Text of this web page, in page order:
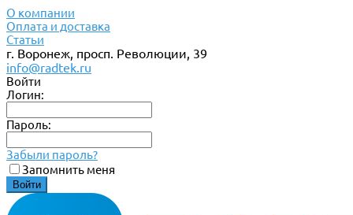
О компании
Оплата и доставка
Статьи
г. Воронеж, просп. Революции, 39
info@radtek.ru
Войти
Логин:
Пароль:
Забыли пароль?
Запомнить меня